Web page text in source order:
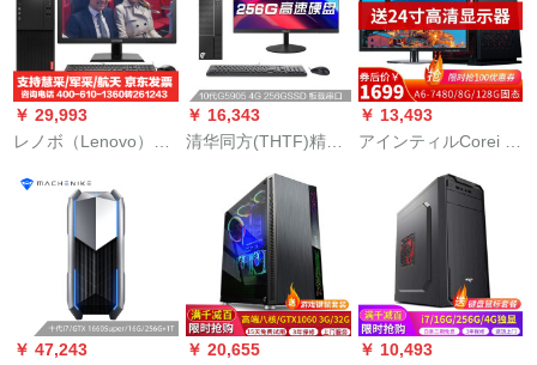
トストストストスト
レットレットレット
レットレットレット
レットレット7,200
BG-12独立
G SSD win 10)単冊台
計パソコi 9-10900 K
32 Gメタ1 T固体+4 T
RTX 2007 8 Gグラフ
ドキャスト版
￥ 29,993
レノボ（Lenovo）
のデュッセコPC用の
光ドレーブ764ビトの
専门版カースタムi 3-
7100/4 G/1 T/セト表
示/Win 7 23イートの
デスティッティング
をリリースしまし
￥ 16,343
清华同方(THTF)精锐
クリング整机(G 5905
4 G 256 GS SD内蔵
WiFi 3年访问)21.5セ
￥ 13,493
アインティルCorei 5
套パソコン本台家庭
用ビジュネ财务ディ
ザイナ株式売买オー
フスピンピル英雄连
盟プレヤ・アンノウ
ズ24.メニ表示
￥ 47,243
￥ 20,655
￥ 10,493